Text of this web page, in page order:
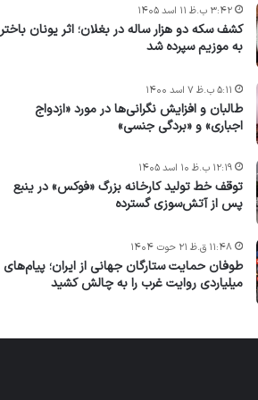
کشف سکه دو هزار ساله در بغلان؛ اثر یونان باختر
به موزیم سپرده شد
۳:۴۲ ب.ظ ۱۱ اسد ۱۴۰۵
طالبان و افزایش نگرانی‌ها در مورد «ازدواج
اجباری» و «بردگی جنسی»
۵:۱۱ ب.ظ ۷ اسد ۱۴۰۰
توقف خط تولید کارخانه بزرگ «فوکس» در ینبع
پس از آتش‌سوزی گسترده
۱۲:۱۹ ب.ظ ۱۰ اسد ۱۴۰۵
طوفان حمایت ستارگان جهانی از ایران؛ پیام‌های
میلیاردی روایت غرب را به چالش کشید
۱۱:۴۸ ق.ظ ۲۱ حوت ۱۴۰۴